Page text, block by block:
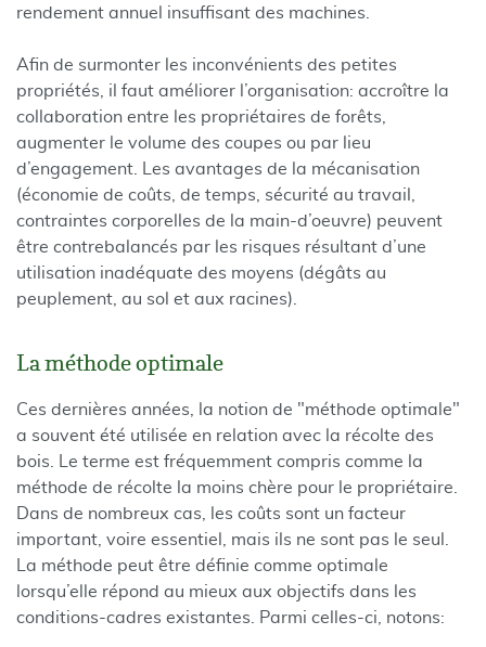
rendement annuel insuffisant des machines.
Afin de surmonter les inconvénients des petites
propriétés, il faut améliorer l’organisation: accroître la
collaboration entre les propriétaires de forêts,
augmenter le volume des coupes ou par lieu
d’engagement. Les avantages de la mécanisation
(économie de coûts, de temps, sécurité au travail,
contraintes corporelles de la main-d’oeuvre) peuvent
être contrebalancés par les risques résultant d’une
utilisation inadéquate des moyens (dégâts au
peuplement, au sol et aux racines).
La méthode optimale
Ces dernières années, la notion de "méthode optimale"
a souvent été utilisée en relation avec la récolte des
bois. Le terme est fréquemment compris comme la
méthode de récolte la moins chère pour le propriétaire.
Dans de nombreux cas, les coûts sont un facteur
important, voire essentiel, mais ils ne sont pas le seul.
La méthode peut être définie comme optimale
lorsqu’elle répond au mieux aux objectifs dans les
conditions-cadres existantes. Parmi celles-ci, notons: